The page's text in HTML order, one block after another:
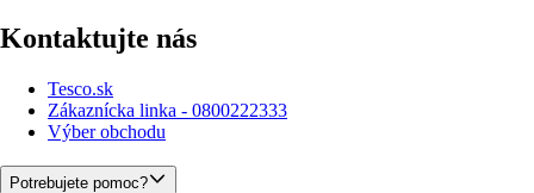
Kontaktujte nás
Tesco.sk
Zákaznícka linka - 0800222333
Výber obchodu
Potrebujete pomoc?